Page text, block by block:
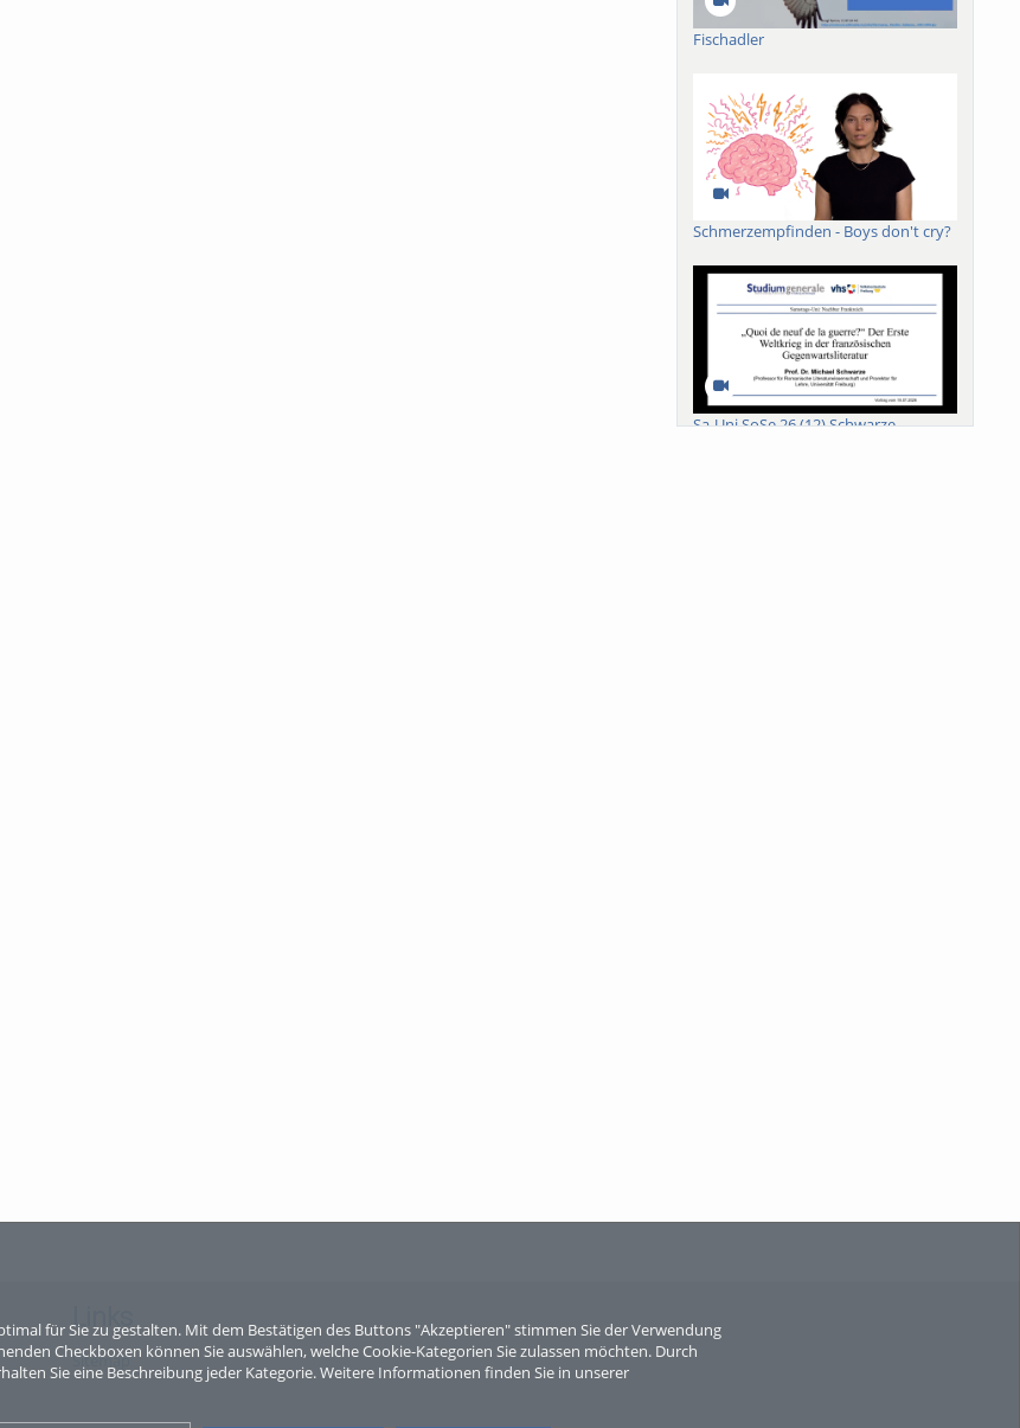
für Sie zu gestalten. Mit dem Bestätigen des Buttons "Akzeptieren" stimmen Sie der Verwendung
Checkboxen können Sie auswählen, welche Cookie-Kategorien Sie zulassen möchten. Durch
Sie eine Beschreibung jeder Kategorie. Weitere Informationen finden Sie in unserer
Fischadler
Schmerzempfinden - Boys don't cry?
Sa-Uni SoSe 26 (12) Schwarze
Links
Sitemap